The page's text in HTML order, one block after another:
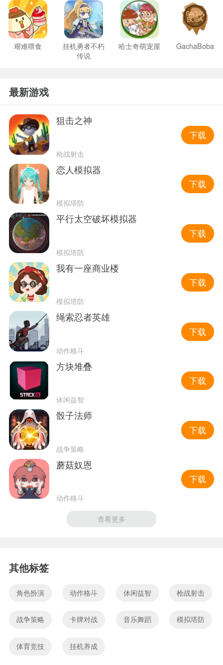
艰难喂食
挂机勇者不朽
传说
哈士奇萌宠屋 GachaBoba
最新游戏
狙击之神
枪战射击
下载
恋人模拟器
模拟塔防
下载
平行太空破坏模拟器
模拟塔防
下载
我有一座商业楼
模拟塔防
下载
绳索忍者英雄
动作格斗
下载
方块堆叠
休闲益智
下载
骰子法师
战争策略
下载
蘑菇奴恩
动作格斗
下载
查看更多
其他标签
角色扮演 动作格斗 休闲益智 枪战射击
战争策略 卡牌对战 音乐舞蹈 模拟塔防
体育竞技 挂机养成